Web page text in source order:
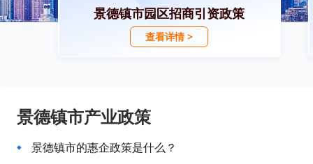
景德镇市园区招商引资政策
查看详情 >
景德镇市产业政策
景德镇市的惠企政策是什么？